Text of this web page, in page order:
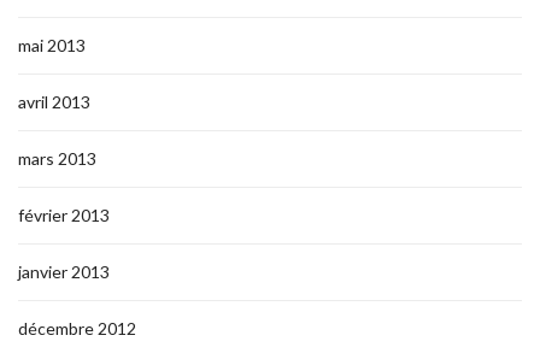
mai 2013
avril 2013
mars 2013
février 2013
janvier 2013
décembre 2012